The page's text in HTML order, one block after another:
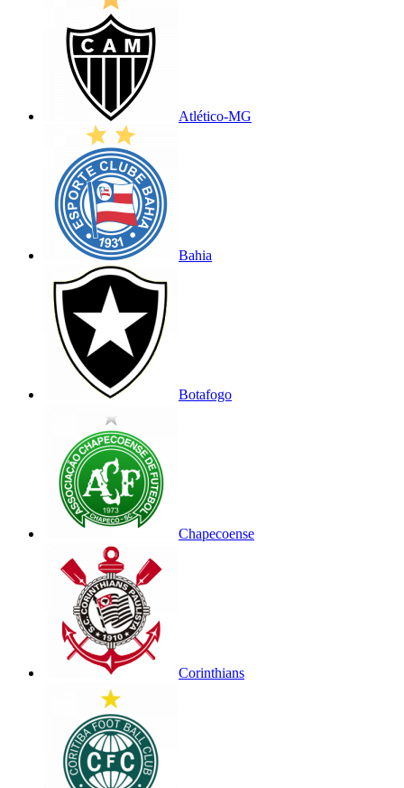
Atlético-MG
Bahia
Botafogo
Chapecoense
Corinthians